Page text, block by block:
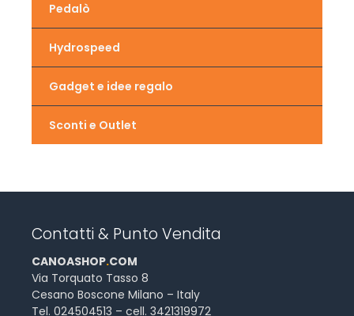
Pedalò
Hydrospeed
Gadget e idee regalo
Sconti e Outlet
Contatti & Punto Vendita
CANOASHOP.COM
Via Torquato Tasso 8
Cesano Boscone Milano – Italy
Tel. 024504513 – cell. 3421319972